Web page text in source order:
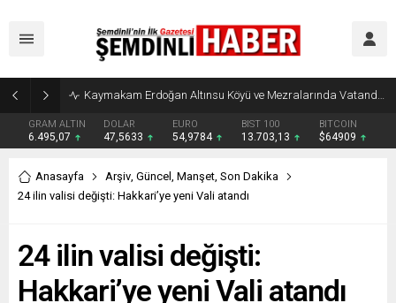
Kaymakam Erdoğan Altınsu Köyü ve Mezralarında Vatandaşlarla Buluştu
GRAM ALTIN
6.495,07
DOLAR
47,5633
EURO
54,9784
BIST 100
13.703,13
BITCOIN
$64909
Anasayfa Arşiv, Güncel , Manşet, Son Dakika
24 ilin valisi değişti: Hakkari’ye yeni Vali atandı
24 ilin valisi değişti:
Hakkari’ye yeni Vali atandı